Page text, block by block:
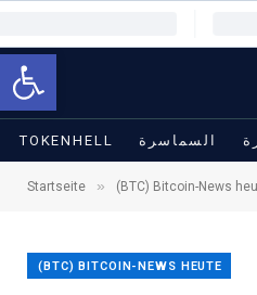
Symbolleiste öffnen
TOKENHELL السماسرة
Startseite » (BTC) Bitcoin-News
(BTC) BITCOIN-NEWS HEUTE